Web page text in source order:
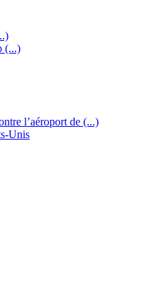
(...)
l’aéroport de (...)
Unis